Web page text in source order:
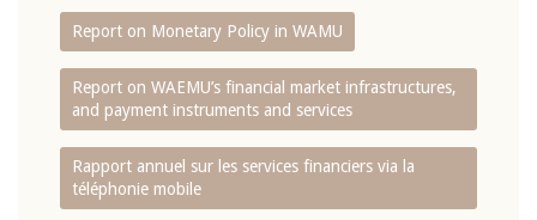
Report on Monetary Policy in WAMU
Report on WAEMU’s financial market infrastructures,
and payment instruments and services
Rapport annuel sur les services financiers via la
téléphonie mobile